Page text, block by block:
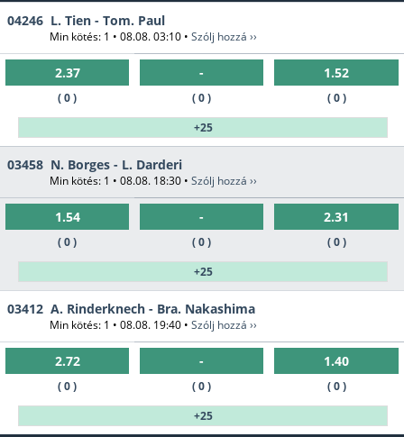
04246 L. Tien - Tom. Paul
Min kötés: 1 • 08.08. 03:10 • Szólj hozzá ››
2.37
( 0 )
-
( 0 )
1.52
( 0 )
+25
03458 N. Borges - L. Darderi
Min kötés: 1 • 08.08. 18:30 • Szólj hozzá ››
1.54
( 0 )
-
( 0 )
2.31
( 0 )
+25
03412 A. Rinderknech - Bra. Nakashima
Min kötés: 1 • 08.08. 19:40 • Szólj hozzá ››
2.72
( 0 )
-
( 0 )
1.40
( 0 )
+25